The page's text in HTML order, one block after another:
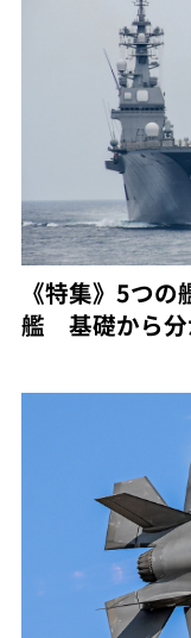
《特集》5つ
艦 基礎から分